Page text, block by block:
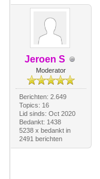
Jeroen S
Moderator
Berichten: 2.649
Topics: 16
Lid sinds: Oct 2020
Bedankt: 1438
5238 x bedankt in
2491 berichten